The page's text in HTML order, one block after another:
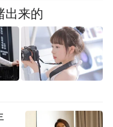
比增长11.7%。
产业的重要集聚
的生命科学城现
约300亿元。
投资约228亿元，
出来的